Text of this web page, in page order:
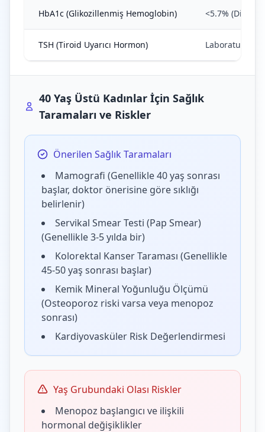
HbA1c (Glikozillenmiş Hemoglobin) <5.7%
TSH (Tiroid Uyarıcı Hormon) Laboratuvara
40 Yaş Üstü Kadınlar İçin Sağlık
Taramaları ve Riskler
Önerilen Sağlık Taramaları
Mamografi (Genellikle 40 yaş sonrası
başlar, doktor önerisine göre sıklığı
belirlenir)
Servikal Smear Testi (Pap Smear)
(Genellikle 3-5 yılda bir)
Kolorektal Kanser Taraması (Genellikle
45-50 yaş sonrası başlar)
Kemik Mineral Yoğunluğu Ölçümü
(Osteoporoz riski varsa veya menopoz
sonrası)
Kardiyovasküler Risk Değerlendirmesi
Yaş Grubundaki Olası Riskler
Menopoz başlangıcı ve ilişkili
hormonal değişiklikler